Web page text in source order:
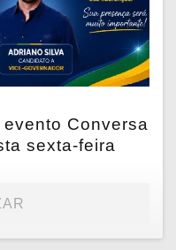
Conversa
sexta-feira